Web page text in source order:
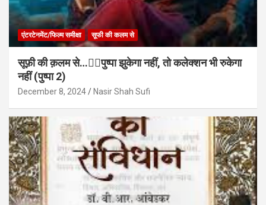
एंटरटेनमेंट/फिल्म समीक्षा सूफी की कलम से
सूफ़ी की क़लम से…✍🏻पुष्पा झुकेगा नहीं, तो कलेक्शन भी रुकेगा
नहीं (पुष्पा 2)
December 8, 2024 Nasir Shah Sufi